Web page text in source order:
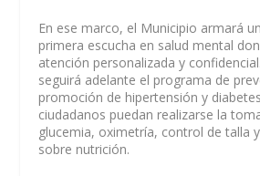
En ese marco, el Municipio armará
primera escucha en salud mental
atención personalizada y
seguirá adelante el programa de
promoción de hipertensión y
ciudadanos puedan realizarse la
glucemia, oximetría, control de talla
sobre nutrición.